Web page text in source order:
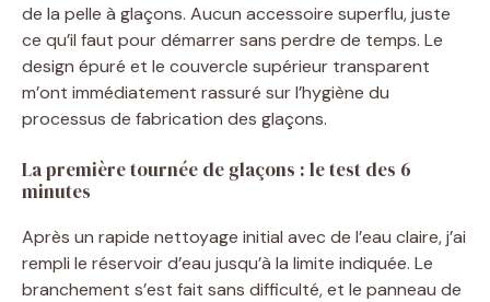
de la pelle à glaçons. Aucun accessoire superflu, juste
ce qu’il faut pour démarrer sans perdre de temps. Le
design épuré et le couvercle supérieur transparent
m’ont immédiatement rassuré sur l’hygiène du
processus de fabrication des glaçons.
La première tournée de glaçons : le test des 6
minutes
Après un rapide nettoyage initial avec de l’eau claire, j’ai
rempli le réservoir d’eau jusqu’à la limite indiquée. Le
branchement s’est fait sans difficulté, et le panneau de